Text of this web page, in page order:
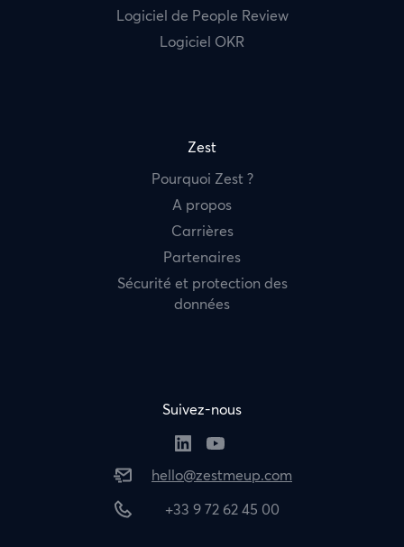
Logiciel de People Review
Logiciel OKR
Zest
Pourquoi Zest ?
A propos
Carrières
Partenaires
Sécurité et protection des
données
Suivez-nous
hello@zestmeup.com
+33 9 72 62 45 00